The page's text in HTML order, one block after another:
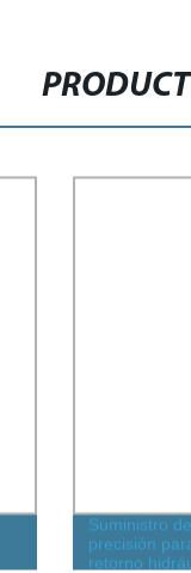
Suministro
precisión
retorno